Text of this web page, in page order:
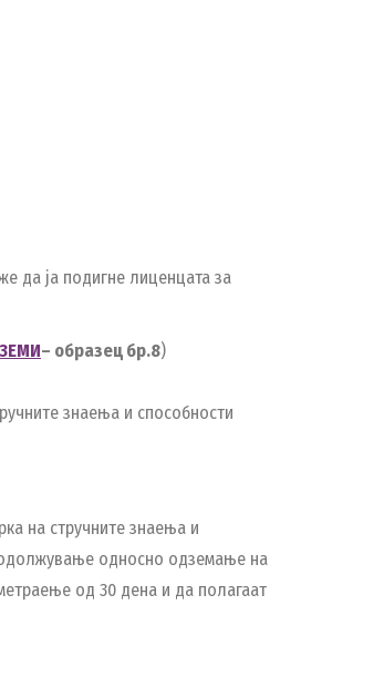
да ја подигне лиценцата за
– образец бр.8)
знаења и способности
на стручните знаења и
односно одземање на
од 30 дена и да полагаат